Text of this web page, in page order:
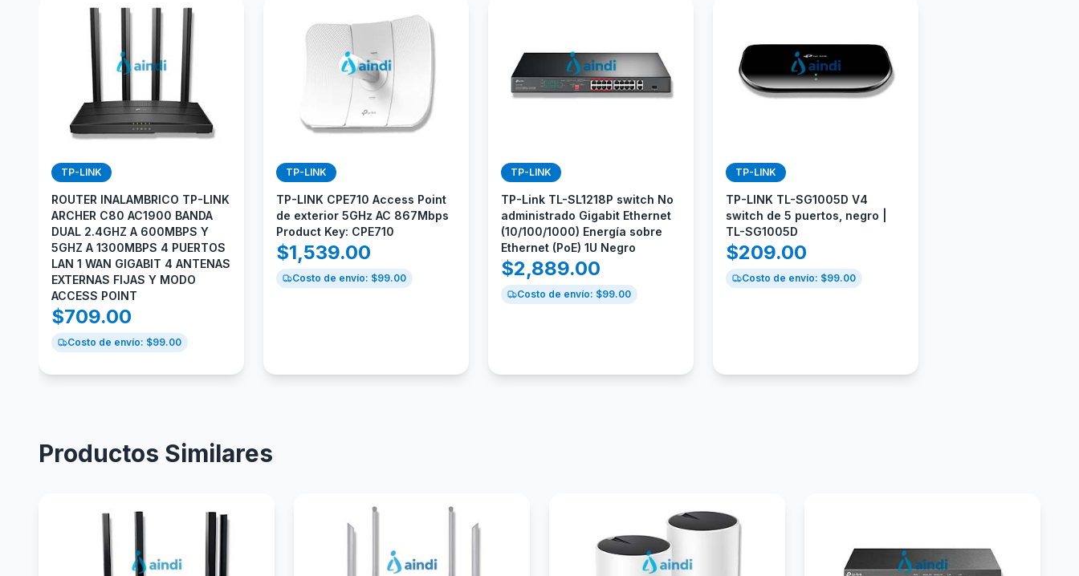
TP-LINK
ROUTER INALAMBRICO TP-LINK
ARCHER C80 AC1900 BANDA
DUAL 2.4GHZ A 600MBPS Y
5GHZ A 1300MBPS 4 PUERTOS
LAN 1 WAN GIGABIT 4 ANTENAS
EXTERNAS FIJAS Y MODO
ACCESS POINT
$709.00
Costo de envío: $99.00
TP-LINK
TP-LINK CPE710 Access Point
de exterior 5GHz AC 867Mbps
Product Key: CPE710
$1,539.00
Costo de envío: $99.00
TP-LINK
TP-Link TL-SL1218P switch No
administrado Gigabit Ethernet
(10/100/1000) Energía sobre
Ethernet (PoE) 1U Negro
$2,889.00
Costo de envío: $99.00
TP-LINK
TP-LINK TL-SG1005D V4
switch de 5 puertos, negro |
TL-SG1005D
$209.00
Costo de envío: $99.00
Productos Similares